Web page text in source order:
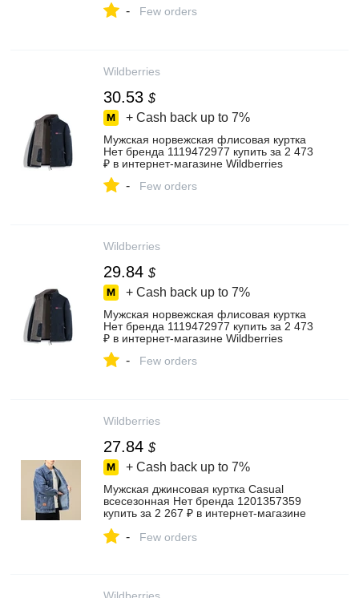
- Few orders
Wildberries
30.53 $
+ Cash back up to 7%
Мужская норвежская флисовая куртка
Нет бренда 1119472977 купить за 2 473
₽ в интернет‑магазине Wildberries
- Few orders
Wildberries
29.84 $
+ Cash back up to 7%
Мужская норвежская флисовая куртка
Нет бренда 1119472977 купить за 2 473
₽ в интернет‑магазине Wildberries
- Few orders
Wildberries
27.84 $
+ Cash back up to 7%
Мужская джинсовая куртка Casual
всесезонная Нет бренда 1201357359
купить за 2 267 ₽ в интернет‑магазине
- Few orders